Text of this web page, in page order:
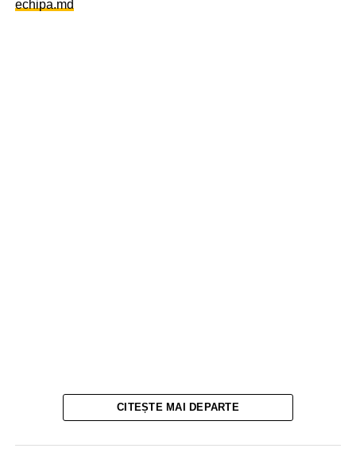
echipa.md
CITEȘTE MAI DEPARTE